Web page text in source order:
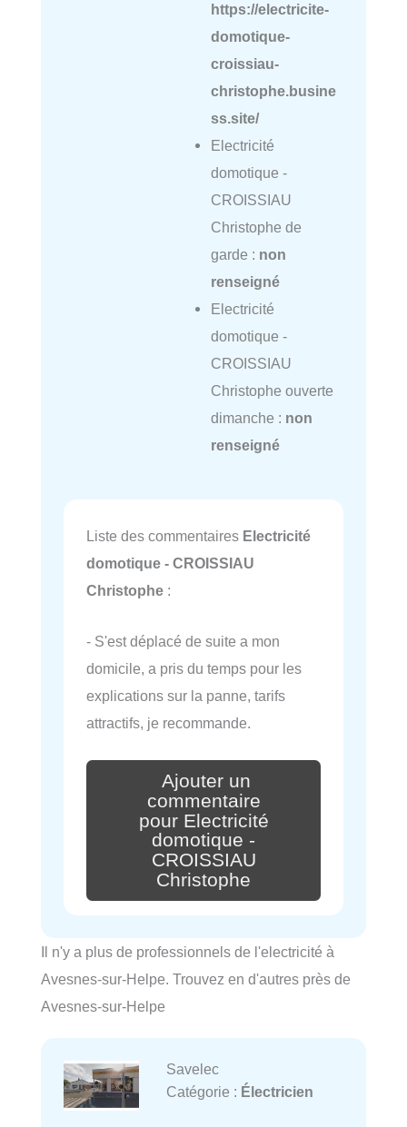
https://electricite-
domotique-
croissiau-
christophe.busine
ss.site/
Electricité
domotique -
CROISSIAU
Christophe de
garde : non
renseigné
Electricité
domotique -
CROISSIAU
Christophe ouverte
dimanche : non
renseigné
Liste des commentaires Electricité
domotique - CROISSIAU
Christophe :
- S'est déplacé de suite a mon
domicile, a pris du temps pour les
explications sur la panne, tarifs
attractifs, je recommande.
Ajouter un
commentaire
pour Electricité
domotique -
CROISSIAU
Christophe
Il n'y a plus de professionnels de l'electricité à
Avesnes-sur-Helpe. Trouvez en d'autres près de
Avesnes-sur-Helpe
Savelec
Catégorie : Électricien